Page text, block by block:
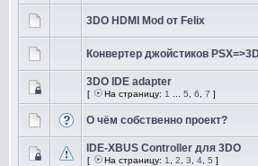
3DO HDMI Mod от Felix
Конвертер джойстиков
3DO IDE adapter
[ На страницу: 1 5 6 7 ]
О чём собственно проект?
IDE-ХBUS Controller для 3DO
[ На страницу: 1 2 3 4 5 ]